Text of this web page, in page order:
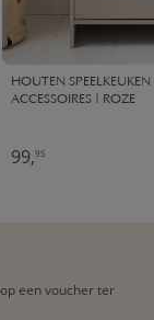
HOUTEN
ACCESSOIRES | ROZE
99,95
een voucher ter